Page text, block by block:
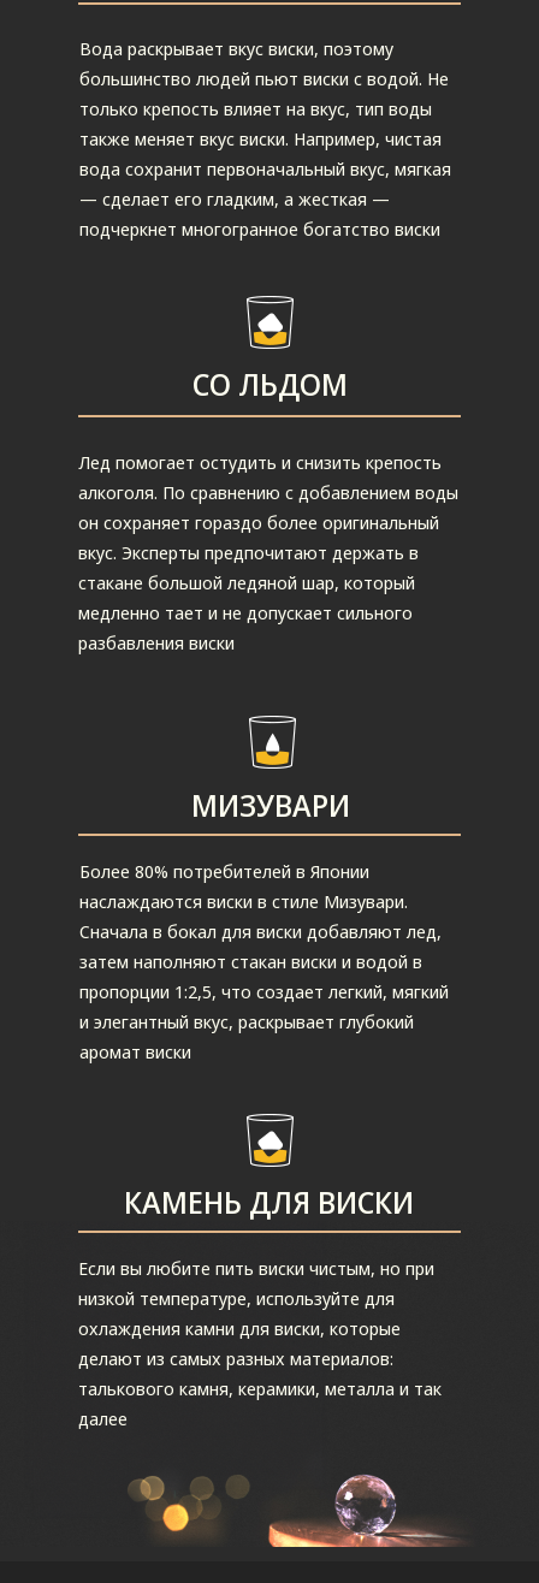
СО ЛЬДОМ
Вода раскрывает вкус виски, поэтому
большинство людей пьют виски с водой. Не
только крепость влияет на вкус, тип воды
также меняет вкус виски. Например, чистая
вода сохранит первоначальный вкус, мягкая
— сделает его гладким, а жесткая —
подчеркнет многогранное богатство виски
Лед помогает остудить и снизить крепость
алкоголя. По сравнению с добавлением воды
он сохраняет гораздо более оригинальный
вкус. Эксперты предпочитают держать в
стакане большой ледяной шар, который
медленно тает и не допускает сильного
разбавления виски
МИЗУВАРИ
КАМЕНЬ ДЛЯ ВИСКИ
Более 80% потребителей в Японии
наслаждаются виски в стиле Мизувари.
Сначала в бокал для виски добавляют лед,
затем наполняют стакан виски и водой в
пропорции 1:2,5, что создает легкий, мягкий
и элегантный вкус, раскрывает глубокий
аромат виски
Если вы любите пить виски чистым, но при
низкой температуре, используйте для
охлаждения камни для виски, которые
делают из самых разных материалов:
талькового камня, керамики, металла и так
далее